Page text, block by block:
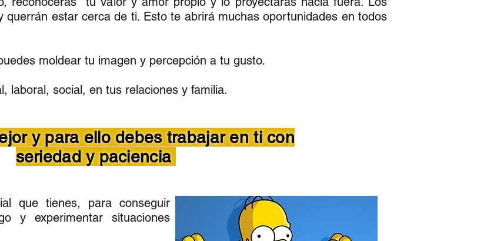
querrán estar cerca de ti. Esto te abrirá muchas oportunidades en todos
moldear tu imagen y percepción a tu gusto.
laboral, social, en tus relaciones y familia.
y para ello debes trabajar en ti con
seriedad y paciencia
que tienes, para conseguir
y experimentar situaciones